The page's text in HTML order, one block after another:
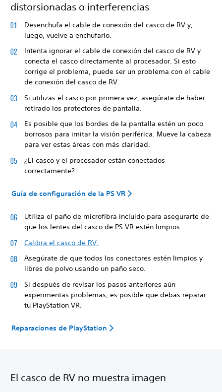
distorsionadas o interferencias
Desenchufa el cable de conexión del casco de RV y,
luego, vuelve a enchufarlo.
Intenta ignorar el cable de conexión del casco de RV y
conecta el casco directamente al procesador. Si esto
corrige el problema, puede ser un problema con el cable
de conexión del casco de RV.
Si utilizas el casco por primera vez, asegúrate de haber
retirado los protectores de pantalla.
Es posible que los bordes de la pantalla estén un poco
borrosos para imitar la visión periférica. Mueve la cabeza
para ver estas áreas con más claridad.
¿El casco y el procesador están conectados
correctamente?
Guía de configuración de la PS VR
Utiliza el paño de microfibra incluido para asegurarte de
que los lentes del casco de PS VR estén limpios.
Calibra el casco de RV.
Asegúrate de que todos los conectores estén limpios y
libres de polvo usando un paño seco.
Si después de revisar los pasos anteriores aún
experimentas problemas, es posible que debas reparar
tu PlayStation VR.
Reparaciones de PlayStation
El casco de RV no muestra imagen